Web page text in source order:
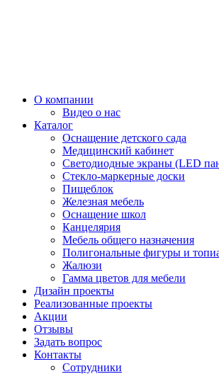
О компании
Видео о нас
Каталог
Оснащение детского сада
Медицинский кабинет
Светодиодные экраны (LED
Стекло-маркерные доски
Пищеблок
Железная мебель
Оснащение школ
Канцелярия
Мебель общего назначения
Полигональные фигуры и
Жалюзи
Гамма цветов для мебели
Дизайн проекты
Реализованные проекты
Акции
Отзывы
Задать вопрос
Контакты
Сотрудники